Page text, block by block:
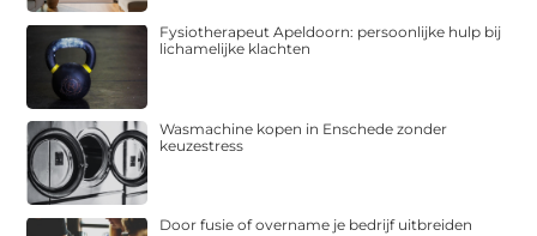
Fysiotherapeut Apeldoorn: persoonlijke hulp bij
lichamelijke klachten
Wasmachine kopen in Enschede zonder
keuzestress
Door fusie of overname je bedrijf uitbreiden